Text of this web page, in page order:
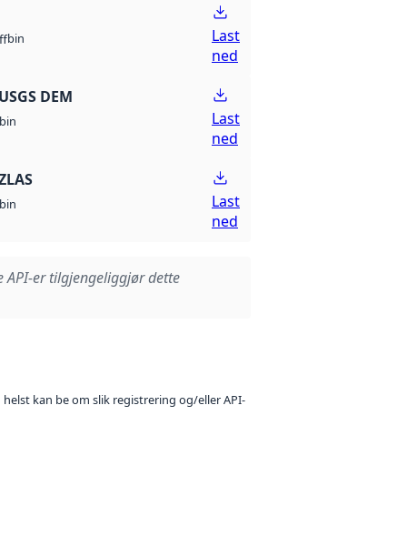
bin
Last
ned
DEM
bin
Last
ned
bin
Last
ned
API-er tilgjengeliggjør dette
kan be om slik registrering og/eller API-